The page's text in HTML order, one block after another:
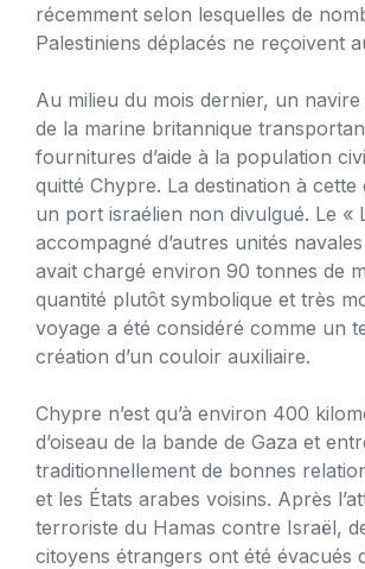
récemment selon lesquelles de
Palestiniens déplacés ne reçoivent
Au milieu du mois dernier, un
de la marine britannique
fournitures d’aide à la population
quitté Chypre. La destination à cette
un port israélien non divulgué. Le «
accompagné d’autres unités
avait chargé environ 90 tonnes de
quantité plutôt symbolique et très
voyage a été considéré comme un
création d’un couloir auxiliaire.
Chypre n’est qu’à environ 400
d’oiseau de la bande de Gaza et
traditionnellement de bonnes
et les États arabes voisins. Après
terroriste du Hamas contre Israël,
citoyens étrangers ont été évacués